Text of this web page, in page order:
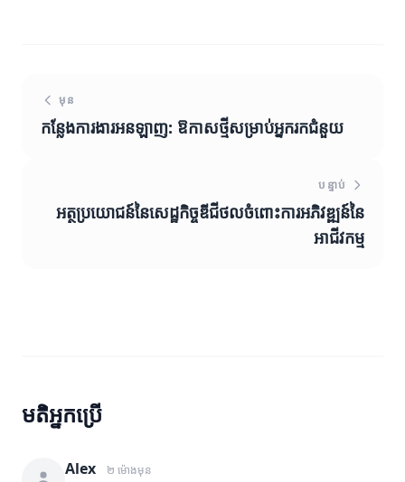
មុន
កន្លែងការងារអនឡាញ: ឱកាសថ្មីសម្រាប់អ្នករកជំនួយ
បន្ទាប់
អត្ថប្រយោជន៍នៃសេដ្ឋកិច្ចឌីជីថលចំពោះការអភិវឌ្ឍន៍នៃ
អាជីវកម្ម
មតិអ្នកប្រើ
Alex ២ ម៉ោងមុន